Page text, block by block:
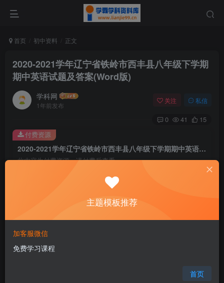
首页 初中资料 正文
2020-2021学年辽宁省铁岭市西丰县八年级下学期
期中英语试题及答案(Word版)
学科网
1年前发布
关注 私信
0 41 15
2020-2021学年辽宁省铁岭市西丰县八年级下学期期中英语试题及答案(Word版)
此内容为付费资源，请付费后查看
9.9
免费
暂时无法购买，请与站长联系
86.50 KB
付费资源
主题模板推荐
加客服微信
免费学习课程
首页